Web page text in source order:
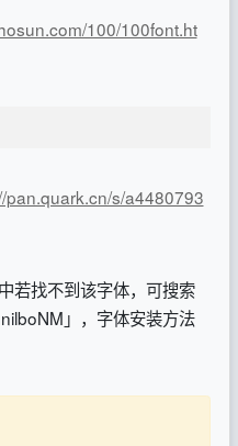
100/100font.ht
pan.quark.cn/s/a4480793
若找不到该字体，可搜索
」，字体安装方法